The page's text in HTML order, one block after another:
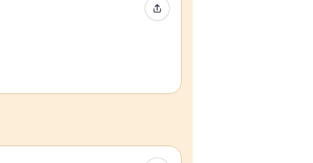
Event teilen